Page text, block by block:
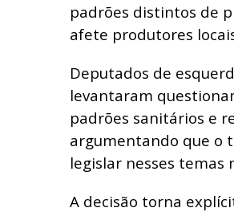
padrões distintos de
afete produtores
Deputados de
levantaram
padrões sanitários e
argumentando que o
legislar nesses temas
A decisão torna